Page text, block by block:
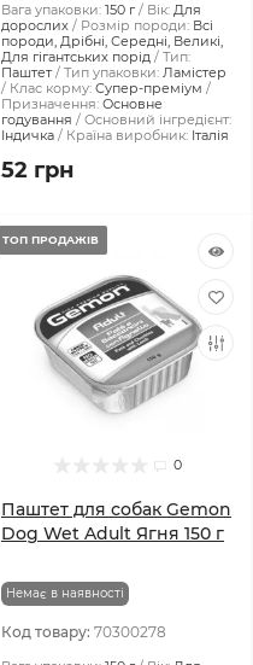
Вага упаковки: 150 г Вік: Для
дорослих
Розмір породи: Всі
породи, Дрібні, Середні, Великі,
Для гігантських порід
Тип:
Паштет
Тип упаковки: Ламістер
Клас корму: Супер-преміум
Призначення: Основне
годування
Основний інгредієнт:
Індичка
Країна виробник: Італія
52 грн
ТОП ПРОДАЖІВ
0
Паштет для собак Gemon
Dog Wet Adult Ягня 150 г
Немає в наявності
Код товару: 70300278